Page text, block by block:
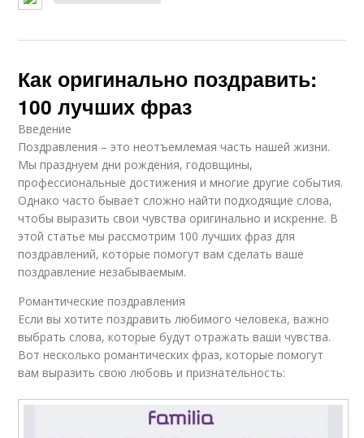
Как оригинально поздравить:
100 лучших фраз
Введение
Поздравления – это неотъемлемая часть нашей жизни.
Мы празднуем дни рождения, годовщины,
профессиональные достижения и многие другие события.
Однако часто бывает сложно найти подходящие слова,
чтобы выразить свои чувства оригинально и искренне. В
этой статье мы рассмотрим 100 лучших фраз для
поздравлений, которые помогут вам сделать ваше
поздравление незабываемым.
Романтические поздравления
Если вы хотите поздравить любимого человека, важно
выбрать слова, которые будут отражать ваши чувства.
Вот несколько романтических фраз, которые помогут
вам выразить свою любовь и признательность: